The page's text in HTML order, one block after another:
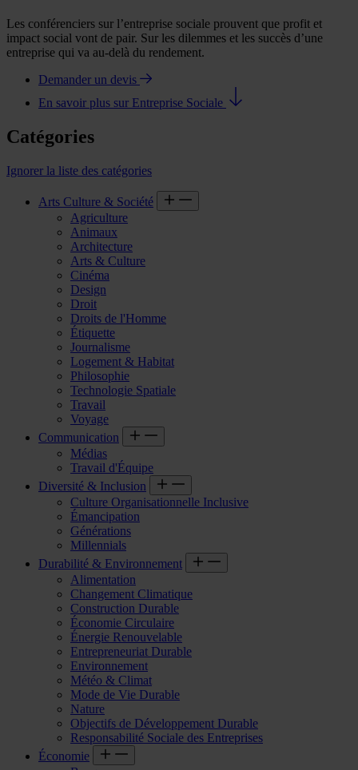
Les conférenciers sur l’entreprise sociale prouvent que profit et
impact social vont de pair. Sur les dilemmes et les succès d’une
entreprise qui va au-delà du rendement.
Demander un devis
En savoir plus sur Entreprise Sociale
Catégories
Ignorer la liste des catégories
Arts Culture & Société
Agriculture
Animaux
Architecture
Arts & Culture
Cinéma
Design
Droit
Droits de l'Homme
Étiquette
Journalisme
Logement & Habitat
Philosophie
Technologie Spatiale
Travail
Voyage
Communication
Médias
Travail d'Équipe
Diversité & Inclusion
Culture Organisationnelle Inclusive
Émancipation
Générations
Millennials
Durabilité & Environnement
Alimentation
Changement Climatique
Construction Durable
Économie Circulaire
Énergie Renouvelable
Entrepreneuriat Durable
Environnement
Météo & Climat
Mode de Vie Durable
Nature
Objectifs de Développement Durable
Responsabilité Sociale des Entreprises
Économie